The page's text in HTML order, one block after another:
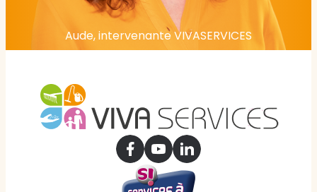
Aude, intervenante VIVASERVICES